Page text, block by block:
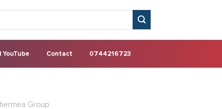
YouTube Contact 0744216723
Group